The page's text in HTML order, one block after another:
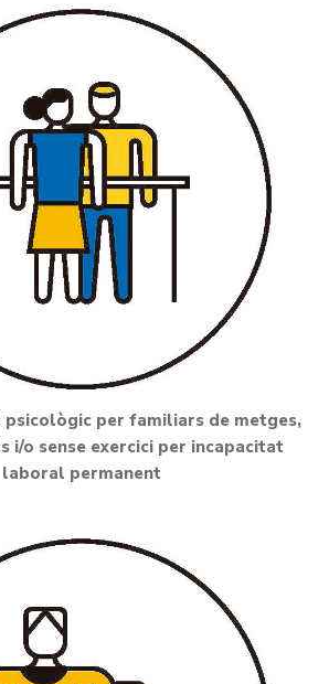
psicològic per familiars de metges,
i/o sense exercici per incapacitat
laboral permanent